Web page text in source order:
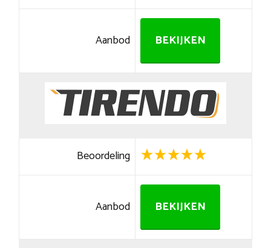
Aanbod BEKIJKEN
Beoordeling
Aanbod BEKIJKEN